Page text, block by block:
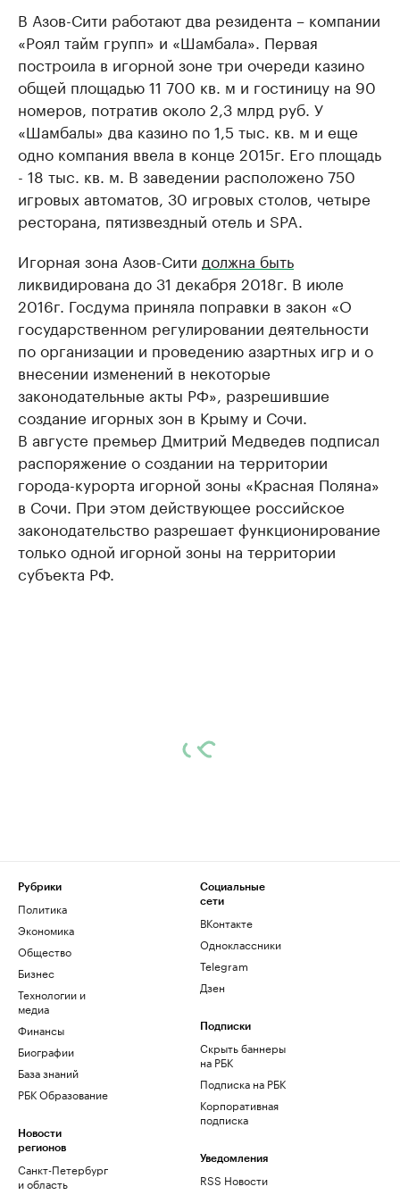
В Азов-Сити работают два резидента – компании
«Роял тайм групп» и «Шамбала». Первая
построила в игорной зоне три очереди казино
общей площадью 11 700 кв. м и гостиницу на 90
номеров, потратив около 2,3 млрд руб. У
«Шамбалы» два казино по 1,5 тыс. кв. м и еще
одно компания ввела в конце 2015г. Его площадь
- 18 тыс. кв. м. В заведении расположено 750
игровых автоматов, 30 игровых столов, четыре
ресторана, пятизвездный отель и SPA.
Игорная зона Азов-Сити должна быть
ликвидирована до 31 декабря 2018г. В июле
2016г. Госдума приняла поправки в закон «О
государственном регулировании деятельности
по организации и проведению азартных игр и о
внесении изменений в некоторые
законодательные акты РФ», разрешившие
создание игорных зон в Крыму и Сочи.
В августе премьер Дмитрий Медведев подписал
распоряжение о создании на территории
города-курорта игорной зоны «Красная Поляна»
в Сочи. При этом действующее российское
законодательство разрешает функционирование
только одной игорной зоны на территории
субъекта РФ.
Рубрики
Политика
Экономика
Общество
Бизнес
Технологии и
медиа
Финансы
Биографии
База знаний
РБК Образование
Новости
регионов
Санкт-Петербург
и область
Социальные
сети
ВКонтакте
Одноклассники
Telegram
Дзен
Подписки
Скрыть баннеры
на РБК
Подписка на РБК
Корпоративная
подписка
Уведомления
RSS Новости